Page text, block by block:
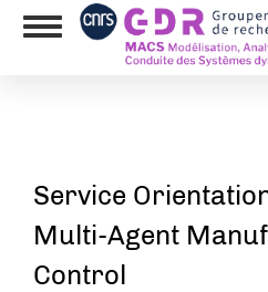
Aller
Toggle
Photothèque
Médiathèque
Service
Multi-Agent
Control